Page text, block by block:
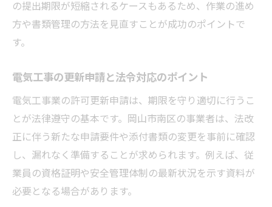
の提出期限が短縮されるケースもあるため、作業の進め
方や書類管理の方法を見直すことが成功のポイントで
す。
電気工事の更新申請と法令対応のポイント
電気工事業の許可更新申請は、期限を守り適切に行うこ
とが法律遵守の基本です。岡山市南区の事業者は、法改
正に伴う新たな申請要件や添付書類の変更を事前に確認
し、漏れなく準備することが求められます。例えば、従
業員の資格証明や安全管理体制の最新状況を示す資料が
必要となる場合があります。